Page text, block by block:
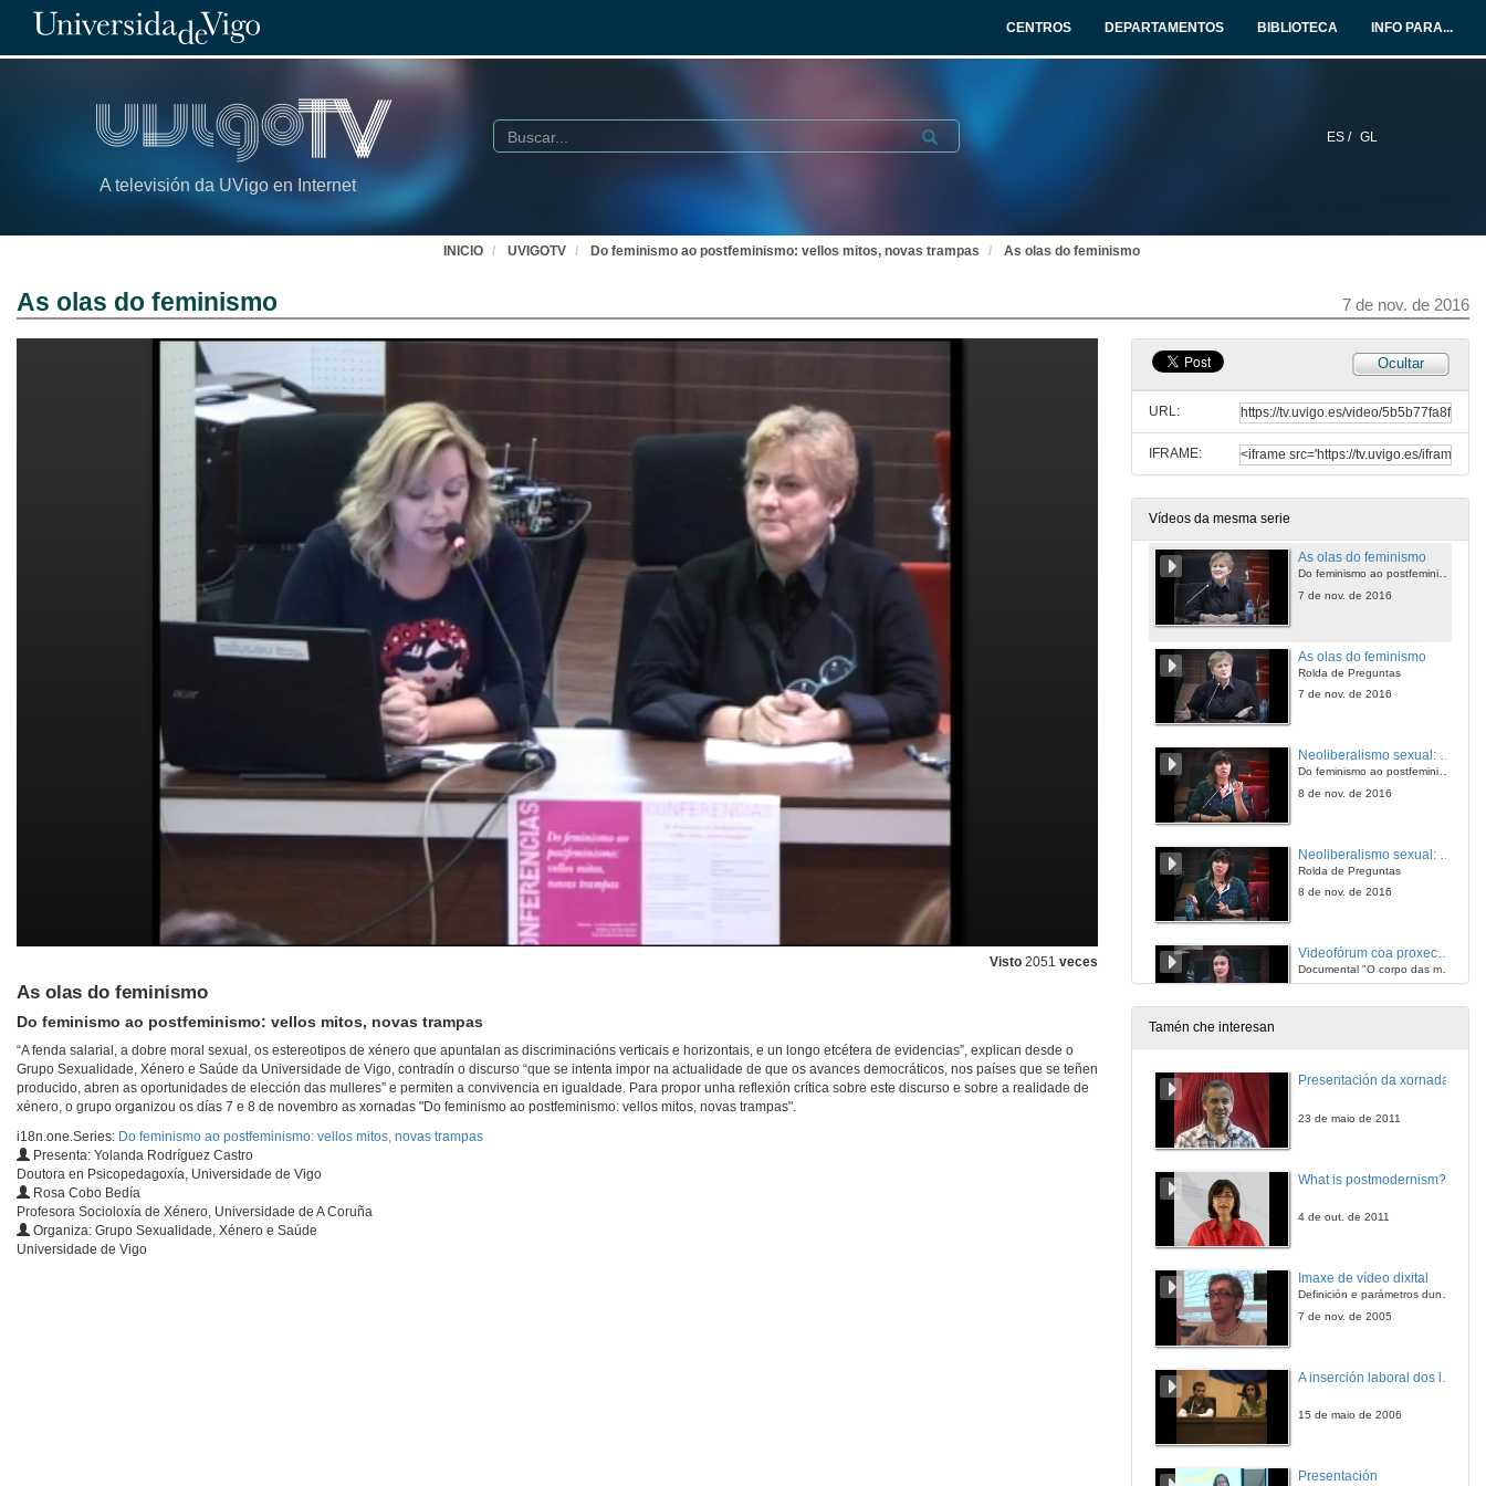
CENTROS DEPARTAMENTOS BIBLIOTECA INFO PARA...
A televisión da UVigo en Internet
ES / GL
Buscar Submit
INICIO UVIGOTV Do feminismo ao postfeminismo: vellos mitos, novas trampas As olas do feminismo
As olas do feminismo 7 de nov. de 2016
Visto 2051 veces
As olas do feminismo
Do feminismo ao postfeminismo: vellos mitos, novas trampas
“A fenda salarial, a dobre moral sexual, os estereotipos de xénero que apuntalan as discriminacións verticais e horizontais, e un longo etcétera de evidencias”, explican desde o
Grupo Sexualidade, Xénero e Saúde da Universidade de Vigo, contradín o discurso “que se intenta impor na actualidade de que os avances democráticos, nos países que se teñen
producido, abren as oportunidades de elección das mulleres” e permiten a convivencia en igualdade. Para propor unha reflexión crítica sobre este discurso e sobre a realidade de
xénero, o grupo organizou os días 7 e 8 de novembro as xornadas "Do feminismo ao postfeminismo: vellos mitos, novas trampas".
i18n.one.Series: Do feminismo ao postfeminismo: vellos mitos, novas trampas
Presenta: Yolanda Rodríguez Castro
Doutora en Psicopedagoxía, Universidade de Vigo
Rosa Cobo Bedía
Profesora Socioloxía de Xénero, Universidade de A Coruña
Organiza: Grupo Sexualidade, Xénero e Saúde
Universidade de Vigo
Ocultar
URL:
IFRAME:
Vídeos da mesma serie
7 de nov. de 2016
Capital erótico e postfeminismo
Rolda de Preguntas
O postfeminisfo: feminidade sen feminismo
Do feminismo ao postfeminismo: vellos mitos, novas trampas
7 de nov. de 2016
As olas do feminismo
Do feminismo ao postfeminismo: vellos mitos, novas trampas
7 de nov. de 2016
As olas do feminismo
Rolda de Preguntas
7 de nov. de 2016
Neoliberalismo sexual: o mito da libre elección
Do feminismo ao postfeminismo: vellos mitos, novas trampas
8 de nov. de 2016
Rolda de Preguntas
8 de nov. de 2016
Videofórum coa proxección do documental "O corpo das mulleres"
Documental "O corpo das mulleres"
Videofórum coa proxección do documental "O corpo das mulleres"
8 de nov. de 2016
Tamén che interesan
Presentación da xornada
23 de maio de 2011
What is postmodernism?
4 de out. de 2011
Imaxe de vídeo dixital
Definición e parámetros dunha imaxe dixital. Resolución e Aspecto. Profundidade da cor. Compresión. Frame por segundo. Entrelazado. Campos, cadros
7 de nov. de 2005
15 de maio de 2006
Presentación